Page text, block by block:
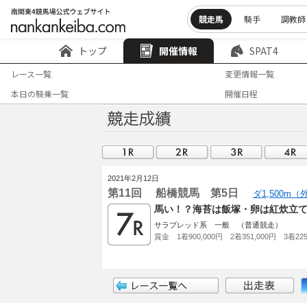
競走馬 騎手 調教師
トップ 開催情報 SPAT4
レース一覧
変更情報一覧
本日の騎乗一覧
開催日程
2021年2月12日
第11回 船橋競馬 第5日 ダ1,500m（
馬い！？海苔は飯塚・卵は紅炊立
サラブレッド系 一般 （普通競走）
賞金 1着900,000円 2着351,000円 3着